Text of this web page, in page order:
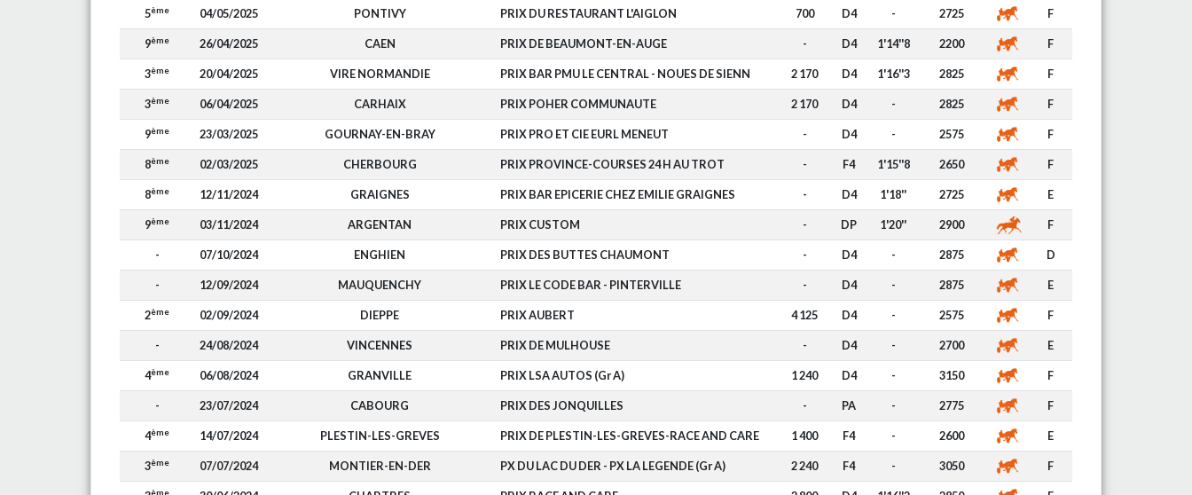
5ème 04/05/2025 PONTIVY PRIX DU RESTAURANT L'AIGLON 700 D4 - 2725 F
9ème 26/04/2025 CAEN PRIX DE BEAUMONT-EN-AUGE - D4 1'14''8 2200 F
3ème 20/04/2025 VIRE NORMANDIE PRIX BAR PMU LE CENTRAL - NOUES DE SIENN 2 170 D4 1'16''3 2825 F
3ème 06/04/2025 CARHAIX PRIX POHER COMMUNAUTE 2 170 D4 - 2825 F
9ème 23/03/2025 GOURNAY-EN-BRAY PRIX PRO ET CIE EURL MENEUT - D4 - 2575 F
8ème 02/03/2025 CHERBOURG PRIX PROVINCE-COURSES 24 H AU TROT - F4 1'15''8 2650 F
8ème 12/11/2024 GRAIGNES PRIX BAR EPICERIE CHEZ EMILIE GRAIGNES - D4 1'18'' 2725 E
9ème 03/11/2024 ARGENTAN PRIX CUSTOM - DP 1'20'' 2900 F
- 07/10/2024 ENGHIEN PRIX DES BUTTES CHAUMONT - D4 - 2875 D
- 12/09/2024 MAUQUENCHY PRIX LE CODE BAR - PINTERVILLE - D4 - 2875 E
2ème 02/09/2024 DIEPPE PRIX AUBERT 4 125 D4 - 2575 F
- 24/08/2024 VINCENNES PRIX DE MULHOUSE - D4 - 2700 E
4ème 06/08/2024 GRANVILLE PRIX LSA AUTOS (Gr A) 1 240 D4 - 3150 F
- 23/07/2024 CABOURG PRIX DES JONQUILLES - PA - 2775 F
4ème 14/07/2024 PLESTIN-LES-GREVES PRIX DE PLESTIN-LES-GREVES-RACE AND CARE 1 400 F4 - 2600 E
3ème 07/07/2024 MONTIER-EN-DER PX DU LAC DU DER - PX LA LEGENDE (Gr A) 2 240 F4 - 3050 F
ème